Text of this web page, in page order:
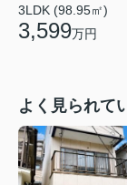
3LDK (98.95㎡)
3,599万円
よく見られて